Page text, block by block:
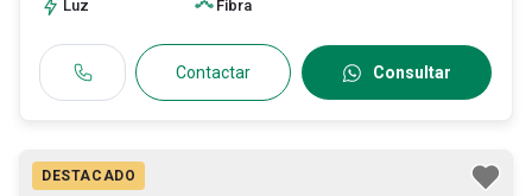
Luz Fibra
Contactar Consultar
DESTACADO